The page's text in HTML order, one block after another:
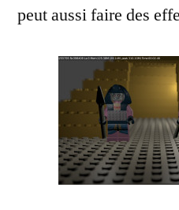
peut aussi faire des